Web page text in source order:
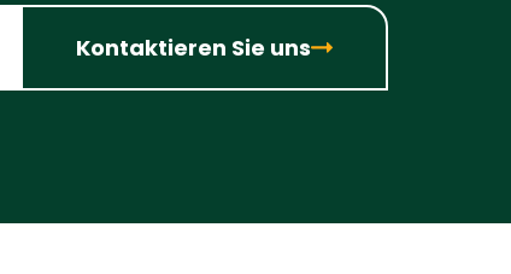
Kontaktieren Sie uns